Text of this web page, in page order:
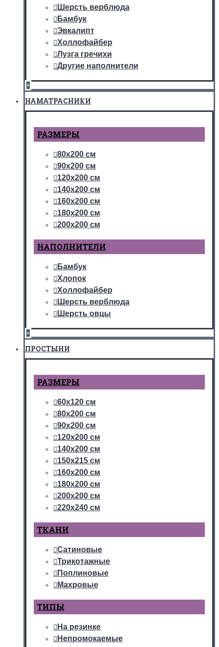
Шерсть верблюда
Бамбук
Эвкалипт
Холлофайбер
Лузга гречихи
Другие наполнители
+
НАМАТРАСНИКИ
РАЗМЕРЫ
80х200 см
90х200 см
120х200 см
140х200 см
160х200 см
180х200 см
200х200 см
НАПОЛНИТЕЛИ
Бамбук
Хлопок
Холлофайбер
Шерсть верблюда
Шерсть овцы
+
ПРОСТЫНИ
РАЗМЕРЫ
60х120 см
80х200 см
90х200 см
120х200 см
140х200 см
150х215 см
160х200 см
180х200 см
200х200 см
220х240 см
ТКАНИ
Сатиновые
Трикотажные
Поплиновые
Махровые
ТИПЫ
На резинке
Непромокаемые